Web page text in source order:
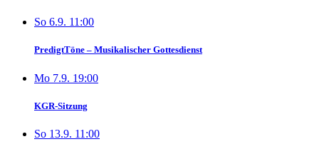
So 6.9. 11:00
PredigtTöne – Musikalischer Gottesdienst
Mo 7.9. 19:00
KGR-Sitzung
So 13.9. 11:00